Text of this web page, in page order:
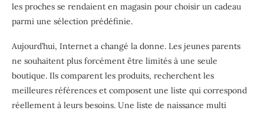
les proches se rendaient en magasin pour choisir un cadeau
parmi une sélection prédéfinie.
Aujourd’hui, Internet a changé la donne. Les jeunes parents
ne souhaitent plus forcément être limités à une seule
boutique. Ils comparent les produits, recherchent les
meilleures références et composent une liste qui correspond
réellement à leurs besoins. Une liste de naissance multi